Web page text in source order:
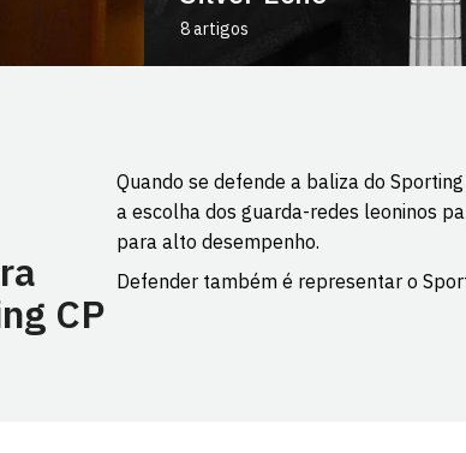
8 artigos
CP
Quando se defende a baliza do
a escolha dos guarda-redes leoninos
para alto desempenho.
Defender também é representar o